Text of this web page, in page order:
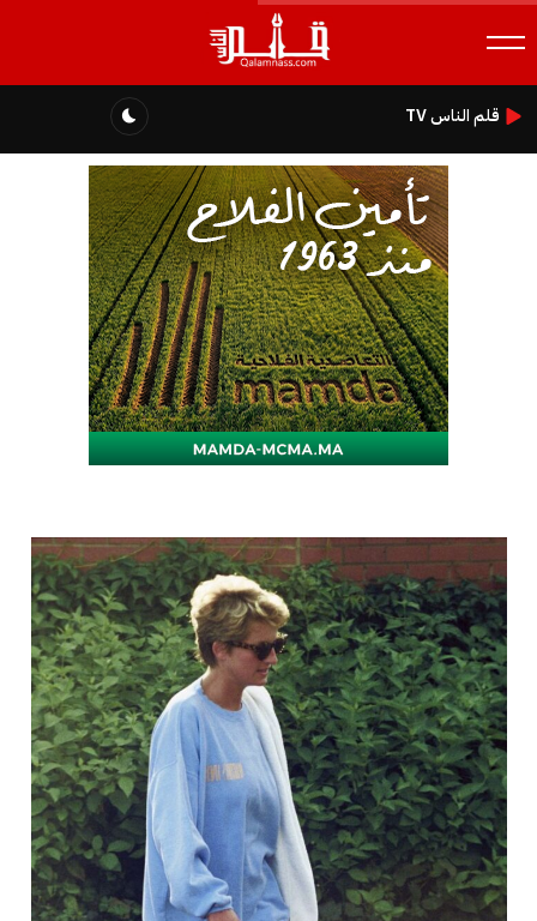
قلم الناس TV